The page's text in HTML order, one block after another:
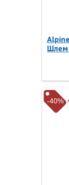
Шлем
-40%